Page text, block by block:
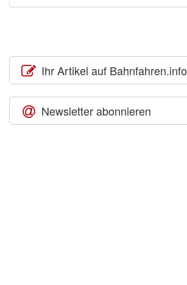
Ihr Artikel auf Bahnfahren.info
Newsletter abonnieren